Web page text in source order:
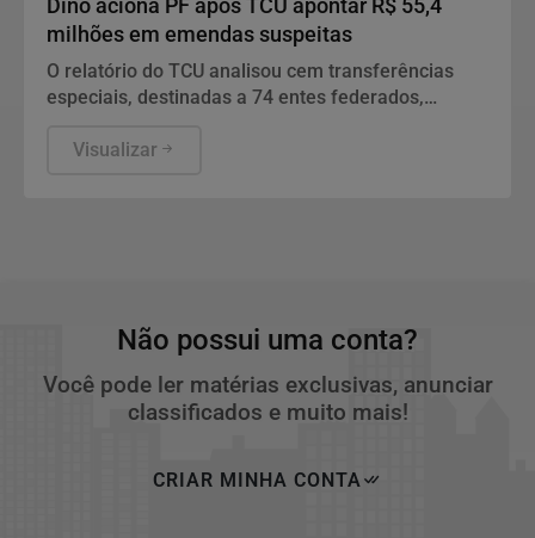
Dino aciona PF após TCU apontar R$ 55,4
milhões em emendas suspeitas
O relatório do TCU analisou cem transferências
especiais, destinadas a 74 entes federados,
recursos fiscalizados.
Visualizar
Não possui uma conta?
Você pode ler matérias exclusivas, anunciar
classificados e muito mais!
CRIAR MINHA CONTA